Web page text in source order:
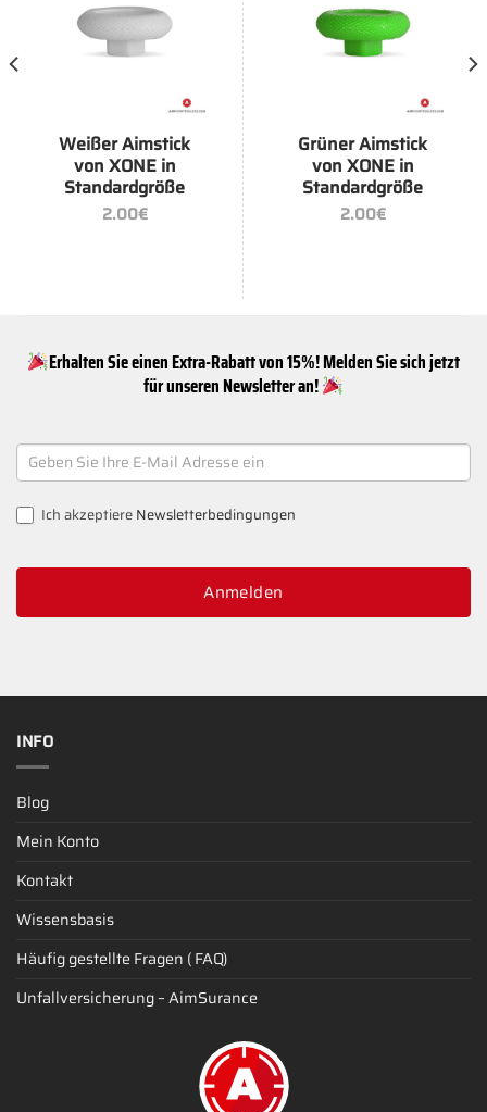
Weißer Aimstick
von XONE in
Standardgröße
2.00€
Grüner Aimstick
von XONE in
Standardgröße
2.00€
Erhalten Sie einen Extra-Rabatt von 15%! Melden Sie sich jetzt
für unseren Newsletter an!
NEWSLETTER
SIGNUP
Ich akzeptiereNewsletterbedingungen
Anmelden
INFO
Blog
Mein Konto
Kontakt
Wissensbasis
Häufig gestellte Fragen ( FAQ)
Unfallversicherung – AimSurance